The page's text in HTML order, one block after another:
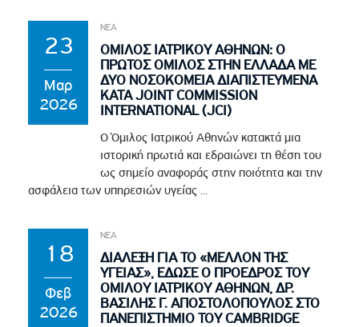
23
Μαρ
2026
ΝΕΑ
ΟΜΙΛΟΣ ΙΑΤΡΙΚΟΥ ΑΘΗΝΩΝ: Ο
ΠΡΩΤΟΣ ΟΜΙΛΟΣ ΣΤΗΝ ΕΛΛΑΔΑ ΜΕ
ΔΥΟ ΝΟΣΟΚΟΜΕΙΑ ΔΙΑΠΙΣΤΕΥΜΕΝΑ
ΚΑΤΑ JOINT COMMISSION
INTERNATIONAL (JCI)
Ο Όμιλος Ιατρικού Αθηνών κατακτά μια
ιστορική πρωτιά και εδραιώνει τη θέση του
ως σημείο αναφοράς στην ποιότητα και την
ασφάλεια των υπηρεσιών υγείας ...
18
Φεβ
2026
ΝΕΑ
ΔΙΑΛΕΞΗ ΓΙΑ ΤΟ «ΜΕΛΛΟΝ ΤΗΣ
ΥΓΕΙΑΣ», ΕΔΩΣΕ Ο ΠΡΟΕΔΡΟΣ ΤΟΥ
ΟΜΙΛΟΥ ΙΑΤΡΙΚΟΥ ΑΘΗΝΩΝ, ΔΡ.
ΒΑΣΙΛΗΣ Γ. ΑΠΟΣΤΟΛΟΠΟΥΛΟΣ ΣΤΟ
ΠΑΝΕΠΙΣΤΗΜΙΟ ΤΟΥ CAMBRIDGE